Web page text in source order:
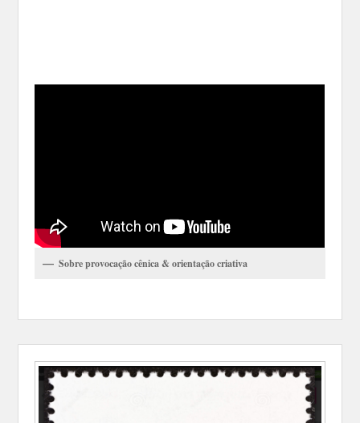
Sobre provocação cênica & orientação criativa